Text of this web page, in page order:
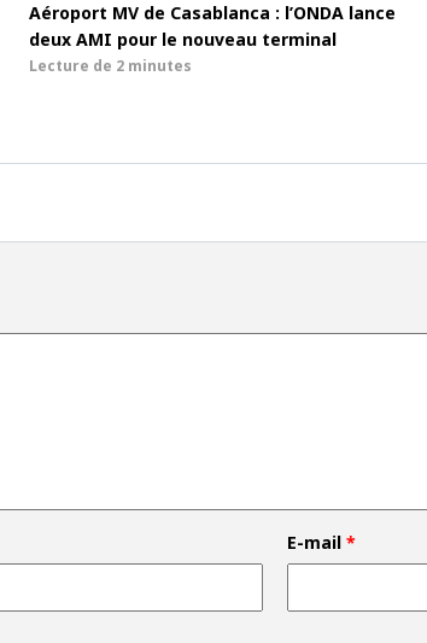
Aéroport MV de Casablanca : l’ONDA lance
deux AMI pour le nouveau terminal
Lecture de 2 minutes
E-mail*